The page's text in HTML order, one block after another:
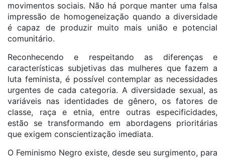
movimentos sociais. Não há porque manter uma falsa
impressão de homogeneização quando a diversidade
é capaz de produzir muito mais união e potencial
comunitário.
Reconhecendo e respeitando as diferenças e
características subjetivas das mulheres que fazem a
luta feminista, é possível contemplar as necessidades
urgentes de cada categoria. A diversidade sexual, as
variáveis nas identidades de gênero, os fatores de
classe, raça e etnia, entre outras especificidades,
estão se transformando em abordagens prioritárias
que exigem conscientização imediata.
O Feminismo Negro existe, desde seu surgimento, para